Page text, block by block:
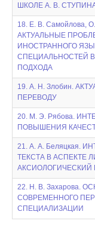
ШКОЛЕ А. В.
18. Е. В. Самойлова,
АКТУАЛЬНЫЕ
ИНОСТРАННОГО
СПЕЦИАЛЬНОСТЕЙ
ПОДХОДА
19. А. Н. Злобин.
ПЕРЕВОДУ
20. М. Э. Рябова.
ПОВЫШЕНИЯ
21. А. А. Беляцкая.
ТЕКСТА В АСПЕКТЕ
АКСИОЛОГИЧЕСКИЙ
22. Н. В.
СОВРЕМЕННОГО
СПЕЦИАЛИЗАЦИИ